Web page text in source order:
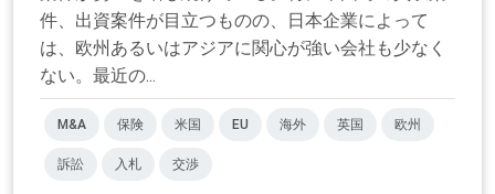
件、出資案件が目立つものの、日本企業によって
は、欧州あるいはアジアに関心が強い会社も少なく
ない。最近の...
M&A 保険 米国 EU 海外 英国 欧州
訴訟 入札 交渉